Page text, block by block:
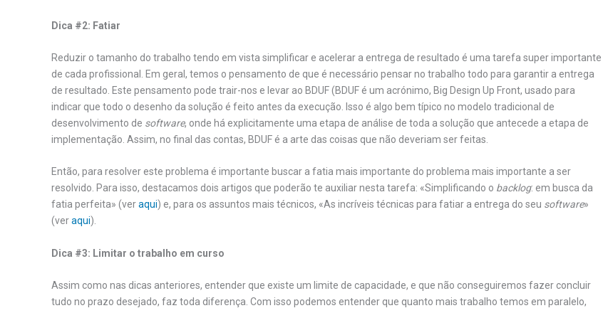
Dica #2: Fatiar
Reduzir o tamanho do trabalho tendo em vista simplificar e acelerar a entrega de resultado é uma tarefa super importante
de cada profissional. Em geral, temos o pensamento de que é necessário pensar no trabalho todo para garantir a entrega
de resultado. Este pensamento pode trair-nos e levar ao BDUF (BDUF é um acrónimo, Big Design Up Front, usado para
indicar que todo o desenho da solução é feito antes da execução. Isso é algo bem típico no modelo tradicional de
desenvolvimento de software, onde há explicitamente uma etapa de análise de toda a solução que antecede a etapa de
implementação. Assim, no final das contas, BDUF é a arte das coisas que não deveriam ser feitas.
Então, para resolver este problema é importante buscar a fatia mais importante do problema mais importante a ser
resolvido. Para isso, destacamos dois artigos que poderão te auxiliar nesta tarefa: «Simplificando o backlog: em busca da
fatia perfeita» (veraqui) e, para os assuntos mais técnicos, «As incríveis técnicas para fatiar a entrega do seu software»
(veraqui).
Dica #3: Limitar o trabalho em curso
Assim como nas dicas anteriores, entender que existe um limite de capacidade, e que não conseguiremos fazer concluir
tudo no prazo desejado, faz toda diferença. Com isso podemos entender que quanto mais trabalho temos em paralelo,